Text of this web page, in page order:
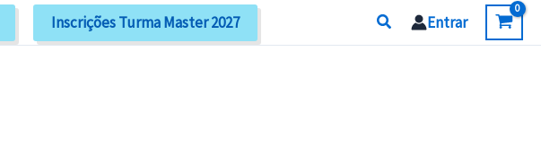
Inscrições Turma Master 2027 Search Entrar